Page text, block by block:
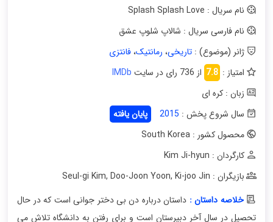
نام سریال : Splash Splash Love
نام فارسی سریال : شالاپ شلوپ عشق
ژانر (موضوع) :تاریخی، رمانتیک،فانتزی
امتیاز : 7.8 از 736 رای در سایت
IMDb
زبان : کره ای
سال شروع پخش : 2015
پایان یافته
محصول کشور : South Korea
کارگردان : Kim Ji-hyun
بازیگران : Seul-gi Kim
, Doo-Joon Yoon, Ki-joo Jin
خلاصه داستان : داستان درباره دن بی دختر جوانی است که در حال
تحصیل در سال آخر دبیرستان است و برای رفتن به دانشگاه تلاش می